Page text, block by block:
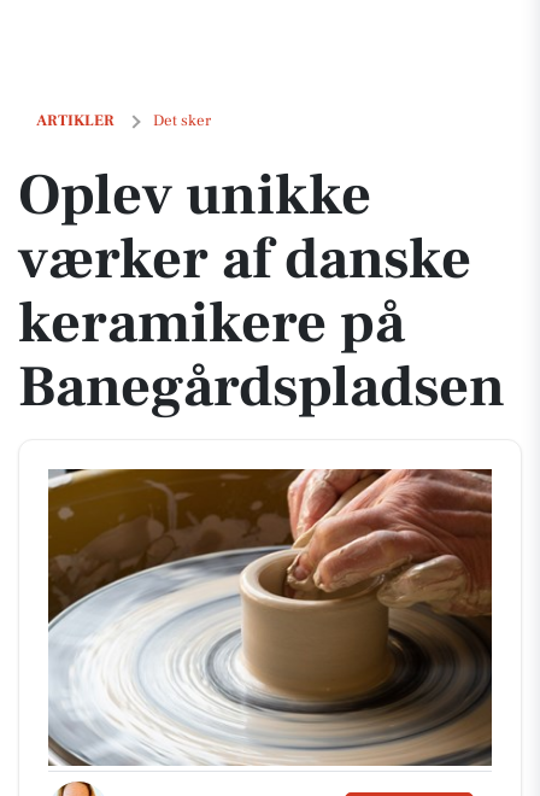
ARTIKLER Det sker
Oplev unikke værker af danske keramikere på Banegårdspladsen
Oplev unikke
værker af danske
keramikere på
Banegårdspladsen